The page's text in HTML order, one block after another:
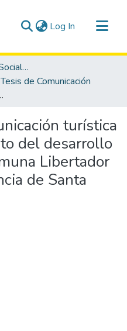
Log In (current)
Facultad de Ciencias Sociales y de la Salud
Tesis de Comunicación
Bolívar de la provincia de Santa Elena
turística
del desarrollo
Libertador
de Santa